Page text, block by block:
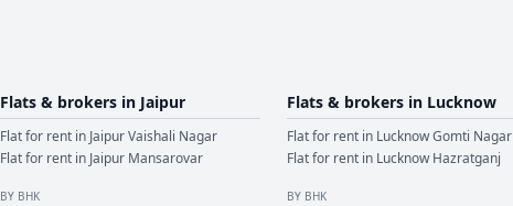
Flats & brokers in Jaipur
Flat for rent in Jaipur Vaishali Nagar
Flat for rent in Jaipur Mansarovar
BY BHK
Flats & brokers in Lucknow
Flat for rent in LucknowGomti Nagar
Flat for rent in Lucknow Hazratganj
BY BHK